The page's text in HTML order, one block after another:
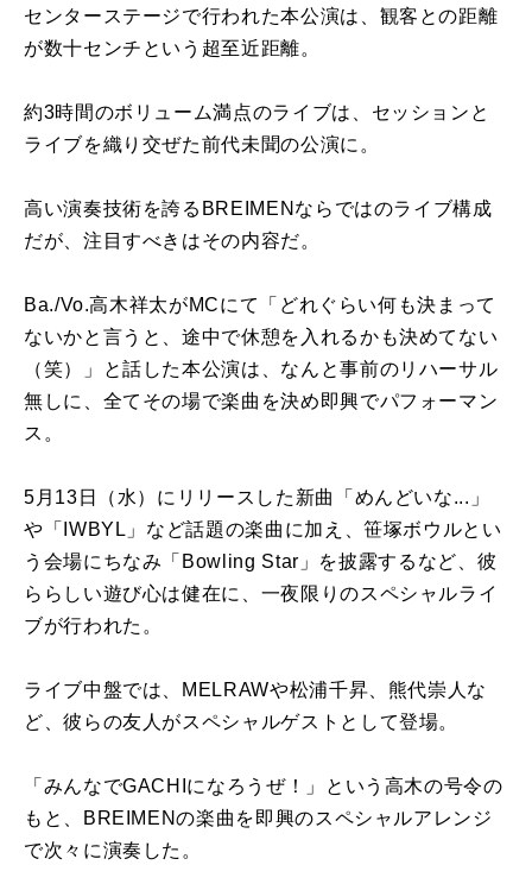
センターステージで行われた本公演は、観客との距離
が数十センチという超至近距離。
約3時間のボリューム満点のライブは、セッションと
ライブを織り交ぜた前代未聞の公演に。
高い演奏技術を誇るBREIMENならではのライブ構成
だが、注目すべきはその内容だ。
Ba./Vo.高木祥太がMCにて「どれぐらい何も決まって
ないかと言うと、途中で休憩を入れるかも決めてない
（笑）」と話した本公演は、なんと事前のリハーサル
無しに、全てその場で楽曲を決め即興でパフォーマン
ス。
5月13日（水）にリリースした新曲「めんどいな...」
や「IWBYL」など話題の楽曲に加え、笹塚ボウルとい
う会場にちなみ「Bowling Star」を披露するなど、彼
ららしい遊び心は健在に、一夜限りのスペシャルライ
ブが行われた。
ライブ中盤では、MELRAWや松浦千昇、熊代崇人な
ど、彼らの友人がスペシャルゲストとして登場。
「みんなでGACHIになろうぜ！」という高木の号令の
もと、BREIMENの楽曲を即興のスペシャルアレンジ
で次々に演奏した。